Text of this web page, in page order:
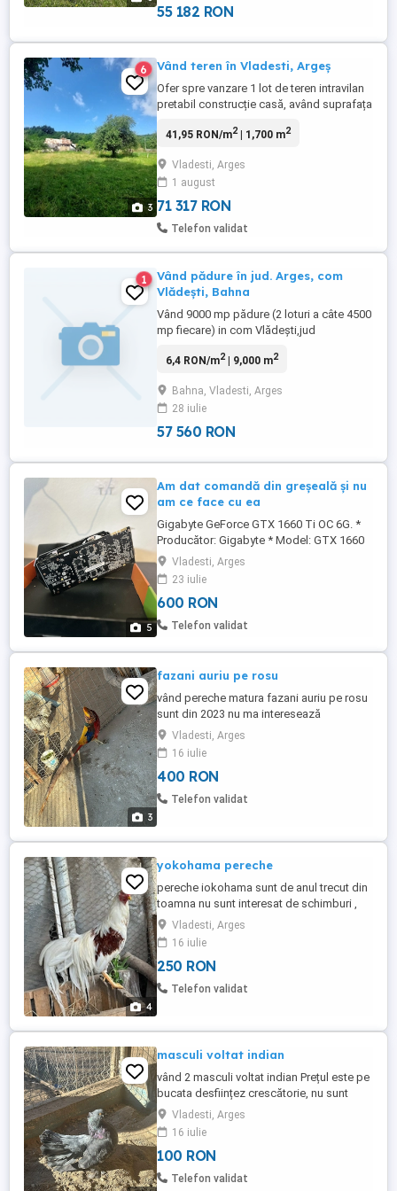
asfaltat, ...
55 182 RON
3
6 Vând teren în Vladesti, Argeș
Ofer spre vanzare 1 lot de teren intravilan
pretabil construcție casă, având suprafața
dispune de cadastru și carte funciară.
apă curentă se află la capătul terenului. Pe
teren se află și o magazie parțial
funcțională. Terenul ...
41,95 RON/m2| 1,700 m2
Vladesti, Arges
1 august
71 317 RON
Telefon validat
1
Vând pădure în jud. Arges, com
Vlădești, Bahna
Vând 9000 mp pădure (2 loturi a câte 4500
mp fiecare) in com Vlădești,jud
Neagoe Basarab. Preț total (ambele loturi)
6,4 RON/m2| 9,000 m2
Bahna, Vladesti, Arges
28 iulie
57 560 RON
5
Am dat comandă din greșeală și nu
am ce face cu ea
Gigabyte GeForce GTX 1660 Ti OC 6G. *
Producător: Gigabyte * Model: GTX 1660
Ti * Memorie: 6 GB GDDR6 * Seria NVIDIA
GeForce GTX * Versiune: OC Edition
(Overclock) NU AM CE FACE CU EA
Vladesti, Arges
23 iulie
600 RON
Telefon validat
3
fazani auriu pe rosu
vând pereche matura fazani auriu pe rosu
sunt din 2023 nu ma interesează
schimburi , desființez crescătorie nu am
posibilitate de transport
Vladesti, Arges
16 iulie
400 RON
Telefon validat
4
yokohama pereche
pereche iokohama sunt de anul trecut din
toamna nu sunt interesat de schimburi ,
desființez crescătorie nu am posibilitate
de transport
Vladesti, Arges
16 iulie
250 RON
Telefon validat
masculi voltat indian
vând 2 masculi voltat indian Prețul este pe
bucata desființez crescătorie, nu sunt
interesat de schimburi nu am posibilitate
de transport
Vladesti, Arges
16 iulie
100 RON
Telefon validat